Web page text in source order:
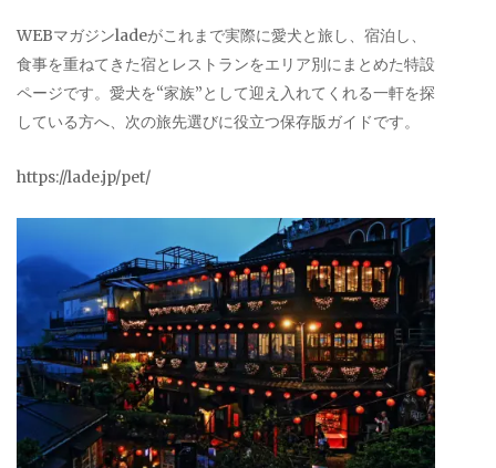
WEBマガジンladeがこれまで実際に愛犬と旅し、宿泊し、
食事を重ねてきた宿とレストランをエリア別にまとめた特設
ページです。愛犬を“家族”として迎え入れてくれる一軒を探
している方へ、次の旅先選びに役立つ保存版ガイドです。
https://lade.jp/pet/